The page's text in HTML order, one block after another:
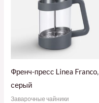
Френч-пресс Linea Franco,
серый
Заварочные чайники